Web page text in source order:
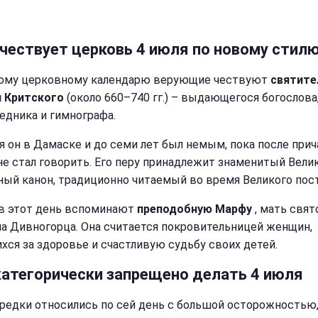
церковь 4 июля по новому
церковному календарю верующие чествуют
Критского (около 660–740 гг.) – выдающегося
и гимнографа.
он в Дамаске и до семи лет был немым, пока после
стал говорить. Его перу принадлежит знаменитый
канон, традиционно читаемый во время Великого
этот день вспоминают преподобную Марфу , мать
Дивногорца. Она считается покровительницей женщин,
за здоровье и счастливую судьбу своих детей.
запрещено делать 4 июля
относились по сей день с большой